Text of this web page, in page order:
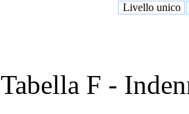
Livello unico
Tabella F -